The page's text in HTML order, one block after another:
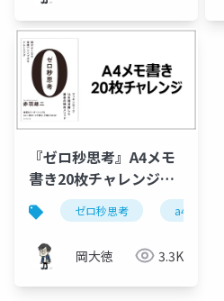
『ゼロ秒思考』A4メモ
書き20枚チャレンジ
『自己満足ではない
「徹底的に聞く」技
術』
ゼロ秒思考 a4メモ書き
岡大徳 3.3K